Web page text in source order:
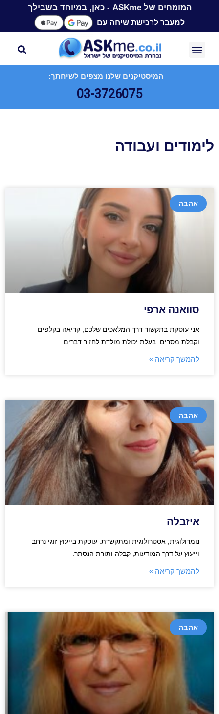
המומחים של ASKme - כאן, במיוחד בשבילך
למעבר לרכישת שיחה עם
המיסטיקנים שלנו מצפים לשיחתך:
03-3726075
לימודים ועבודה
אהבה
סוואנה ארפי
אני עוסקת בתקשור דרך המלאכים שלכם, קריאה בקלפים
וקבלת מסרים. בעלת יכולת מולדת לחזור דברים.
להמשך קריאה »
אהבה
איזבלה
נומרולוגית, אסטרולוגית ומתקשרת. עוסקת בייעוץ זוגי נרחב
וייעוץ על דרך המודעות, קבלה ותורת הנסתר.
להמשך קריאה »
אהבה